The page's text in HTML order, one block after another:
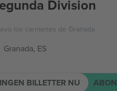
Division
los carmenes de Granada
Granada, ES
INGEN BILLETTER NU